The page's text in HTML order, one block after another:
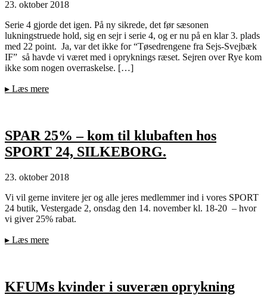
23. oktober 2018
Serie 4 gjorde det igen. På ny sikrede, det før sæsonen
lukningstruede hold, sig en sejr i serie 4, og er nu på en klar 3. plads
med 22 point. Ja, var det ikke for “Tøsedrengene fra Sejs-Svejbæk
IF” så havde vi været med i opryknings ræset. Sejren over Rye kom
ikke som nogen overraskelse. […]
▸ Læs mere
SPAR 25% – kom til klubaften hos
SPORT 24, SILKEBORG.
23. oktober 2018
Vi vil gerne invitere jer og alle jeres medlemmer ind i vores SPORT
24 butik, Vestergade 2, onsdag den 14. november kl. 18-20 – hvor
vi giver 25% rabat.
▸ Læs mere
KFUMs kvinder i suveræn oprykning